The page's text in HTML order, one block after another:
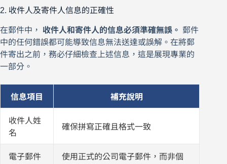
2. 收件人及寄件人信息的正確性
在郵件中， 收件人和寄件人的信息必須準確無誤。 郵件
中的任何錯誤都可能導致信息無法送達或誤解。在將郵
件寄出之前，務必仔細檢查上述信息，這是展現專業的
一部分。
信息項目 補充說明
收件人姓
名
確保拼寫正確且格式一致
電子郵件
使用正式的公司電子郵件，而非個